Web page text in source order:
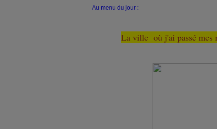
Au menu du jour :
La ville où j'ai passé mes